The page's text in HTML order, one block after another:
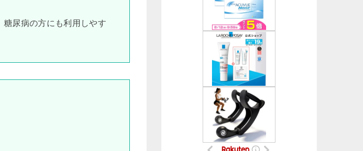
糖尿病の方にも利用しやす